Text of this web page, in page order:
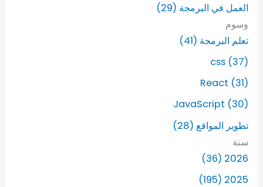
العمل في البرمجة (29)
وسوم
تعلم البرمجة (41)
css (37)
React (31)
JavaScript (30)
تطوير المواقع (28)
سنة
2026 (36)
2025 (195)